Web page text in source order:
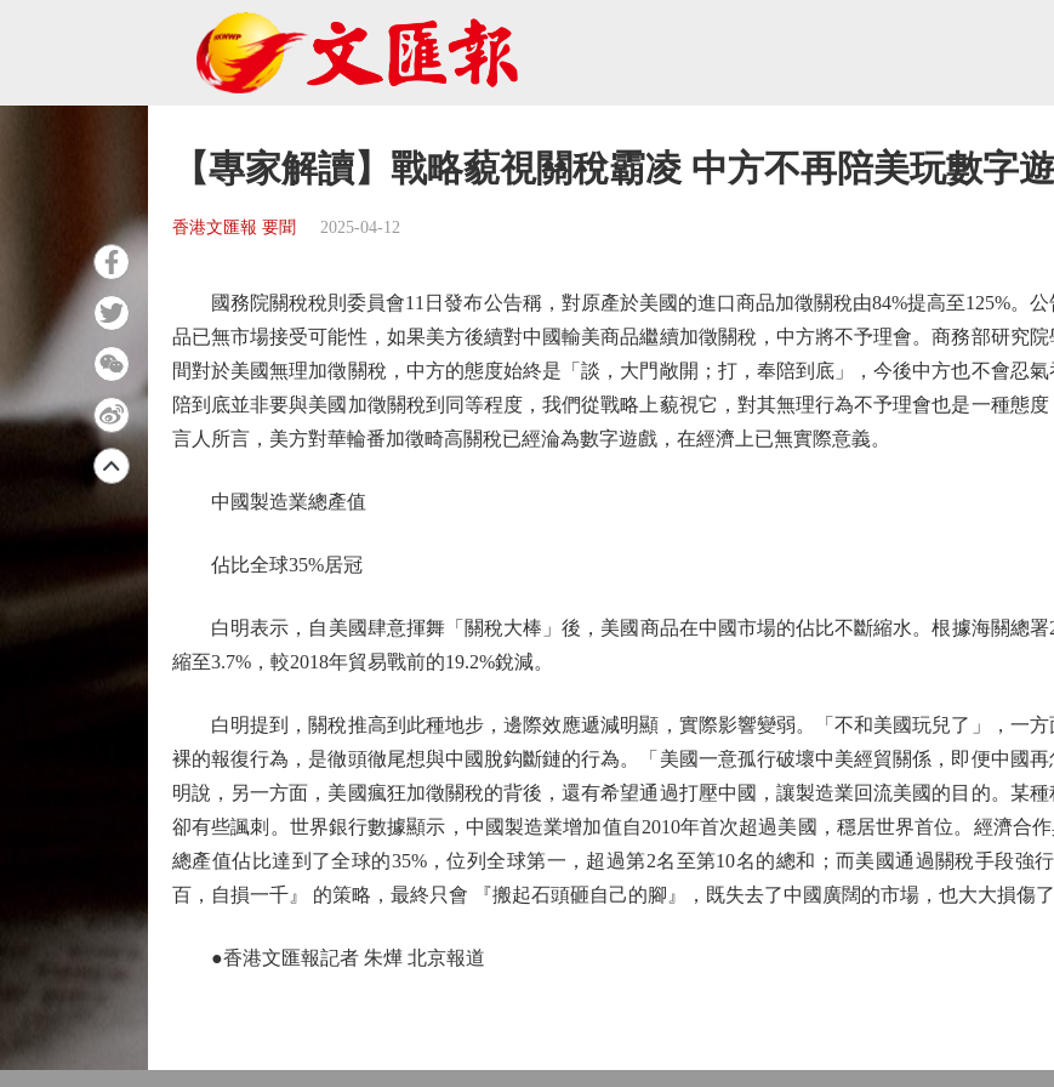
【專家解讀】戰略藐視關稅霸凌 中方不再陪美玩數字
香港文匯報 要聞 2025-04-12
國務院關稅稅則委員會11日發布公告稱，對原產於美國的進口商品加徵關稅由84%提高至125%。
品已無市場接受可能性，如果美方後續對中國輸美商品繼續加徵關稅，中方將不予理會。商務部研究
間對於美國無理加徵關稅，中方的態度始終是「談，大門敞開；打，奉陪到底」，今後中方也不會忍
陪到底並非要與美國加徵關稅到同等程度，我們從戰略上藐視它，對其無理行為不予理會也是一種態
言人所言，美方對華輪番加徵畸高關稅已經淪為數字遊戲，在經濟上已無實際意義。
中國製造業總產值
佔比全球35%居冠
白明表示，自美國肆意揮舞「關稅大棒」後，美國商品在中國市場的佔比不斷縮水。根據海關總署
縮至3.7%，較2018年貿易戰前的19.2%銳減。
白明提到，關稅推高到此種地步，邊際效應遞減明顯，實際影響變弱。「不和美國玩兒了」，一方
裸的報復行為，是徹頭徹尾想與中國脫鈎斷鏈的行為。「美國一意孤行破壞中美經貿關係，即便中國
明說，另一方面，美國瘋狂加徵關稅的背後，還有希望通過打壓中國，讓製造業回流美國的目的。某
卻有些諷刺。世界銀行數據顯示，中國製造業增加值自2010年首次超過美國，穩居世界首位。經濟合
總產值佔比達到了全球的35%，位列全球第一，超過第2名至第10名的總和；而美國通過關稅手段強
百，自損一千』 的策略，最終只會 『搬起石頭砸自己的腳』，既失去了中國廣闊的市場，也大大損傷
●香港文匯報記者 朱燁 北京報道